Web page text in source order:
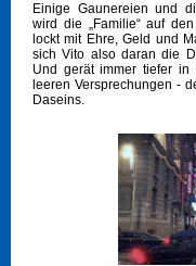
Einige Gaunereien und
wird die „Familie“ auf
lockt mit Ehre, Geld und
sich Vito also daran die
Und gerät immer tiefer in
leeren Versprechungen -
Daseins.